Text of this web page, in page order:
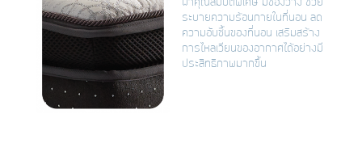
ผ้าคุณสมบัติพิเศษ มีช่องว่าง ช่วย
ระบายความร้อนภายในที่นอน ลด
ความอับชื้นของที่นอน เสริมสร้าง
การไหลเวียนของอากาศได้อย่างมี
ประสิทธิภาพมากขึ้น